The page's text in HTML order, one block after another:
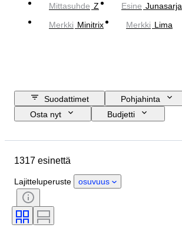
Mittasuhde Z Esine Junasarja
Merkki Minitrix Merkki Lima
Suodattimet
Pohjahinta
Osta nyt
Budjetti
Materiaali
Väri
Kontrolli
Virtalähde
Rautatieyhtiä
1317 esinettä
Lajitteluperuste osuvuus